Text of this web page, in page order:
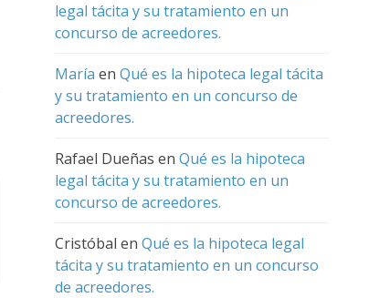
legal tácita y su tratamiento en un
concurso de acreedores.
María en Qué es la hipoteca legal tácita
y su tratamiento en un concurso de
acreedores.
Rafael Dueñas en Qué es la hipoteca
legal tácita y su tratamiento en un
concurso de acreedores.
Cristóbal en Qué es la hipoteca legal
tácita y su tratamiento en un concurso
de acreedores.